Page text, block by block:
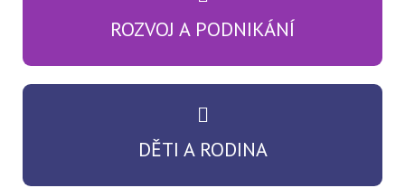
ROZVOJ A PODNIKÁNÍ
DĚTI A RODINA